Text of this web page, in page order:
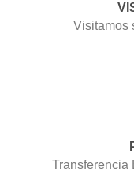
Visitamos
Transferencia